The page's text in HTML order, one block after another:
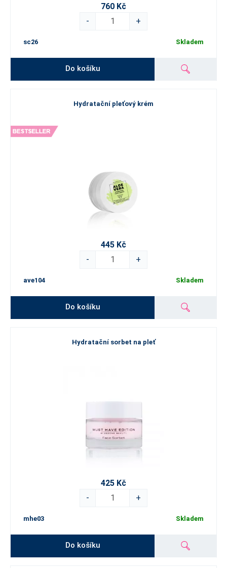
760 Kč
-
+
sc26 Skladem
Do košíku
Hydratační pleťový krém
445 Kč
-
+
ave104 Skladem
Do košíku
Hydratační sorbet na pleť
425 Kč
-
+
mhe03 Skladem
Do košíku